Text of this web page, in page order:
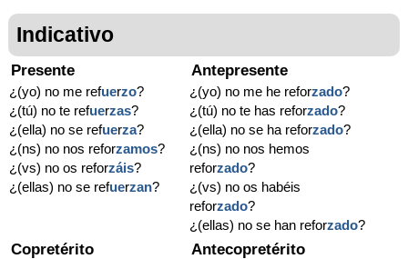
Indicativo
Presente
¿(yo) no me refuerzo?
¿(tú) no te refuerzas?
¿(ella) no se refuerza?
¿(ns) no nos reforzamos?
¿(vs) no os reforzáis?
¿(ellas) no se refuerzan?
Antepresente
¿(yo) no me he reforzado?
¿(tú) no te has reforzado?
¿(ella) no se ha reforzado?
¿(ns) no nos hemos
reforzado?
¿(vs) no os habéis
reforzado?
¿(ellas) no se han reforzado?
Copretérito Antecopretérito